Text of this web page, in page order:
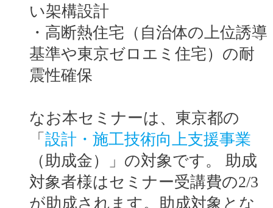
い架構設計
・高断熱住宅（自治体の上位誘導
基準や東京ゼロエミ住宅）の耐
震性確保
なお本セミナーは、東京都の
「 設計・施工技術向上支援事業
（助成金）」の対象です。 助成
対象者様はセミナー受講費の2/3
が助成されます。助成対象とな